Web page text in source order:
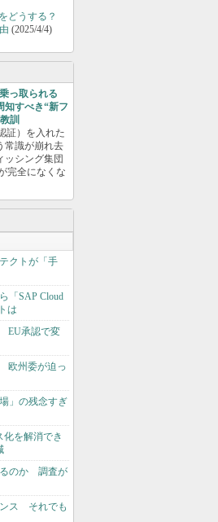
どうする？
(2025/4/4)
っ取られる
すべき“新フ
訓
証）を入れた
常識が崩れ去
ッシング集団
完全になくな
クトが「手
「SAP Cloud
は
EU承認で変
欧州委が迫っ
」の残念すぎ
を解消でき
るのか 調査が
ス それでも